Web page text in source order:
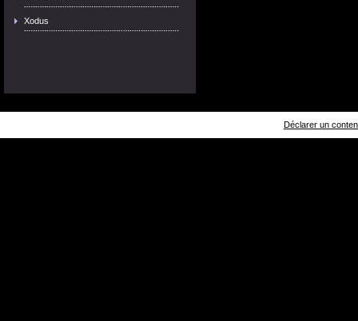
Xodus
Déclarer un